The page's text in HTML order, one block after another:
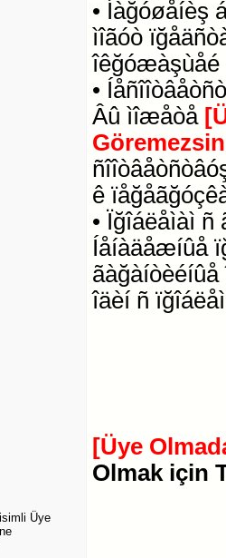
• Íàğóøåíèş
ìîãóò
îêğóæàşùåé
•
Âû ìîæåòå
ê
• Ïğîáëåìàì
Íåíàäåæíûå
îäèí ñ
[Üye
Olmak için